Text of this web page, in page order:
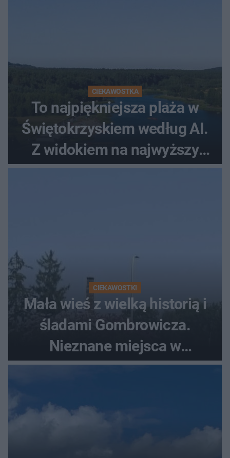
CIEKAWOSTKA
To najpiękniejsza plaża w
Świętokrzyskiem według AI.
Z widokiem na najwyższy
szczyt Gór Świętokrzyskich
CIEKAWOSTKI
Mała wieś z wielką historią i
śladami Gombrowicza.
Nieznane miejsca w
Świętokrzyskiem